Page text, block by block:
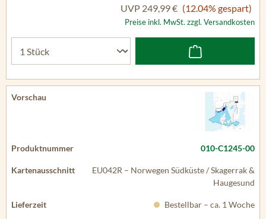
UVP 249,99 € (12.04% gespart)
Preise inkl. MwSt. zzgl. Versandkosten
010-C1245-00
EU042R – Norwegen Südküste / Skagerrak &
Haugesund
Bestellbar – ca. 1 Woche